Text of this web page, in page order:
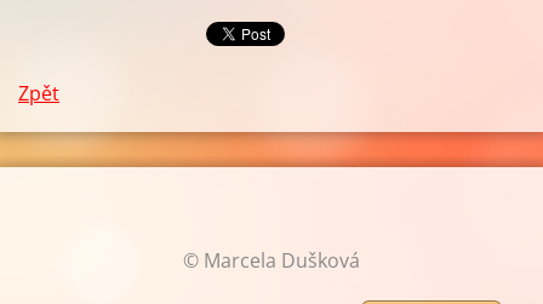
Zpět
© Marcela Dušková